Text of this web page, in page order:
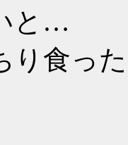
と…
り食っ